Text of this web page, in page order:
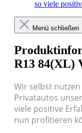
so viele
Menü schließen
R13 84(XL)
Wir selbst
Privatautos
viele positive
nun profitieren